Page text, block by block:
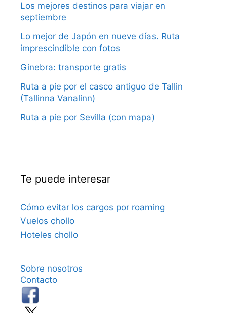
Los mejores destinos para viajar en
septiembre
Lo mejor de Japón en nueve días. Ruta
imprescindible con fotos
Ginebra: transporte gratis
Ruta a pie por el casco antiguo de Tallin
(Tallinna Vanalinn)
Ruta a pie por Sevilla (con mapa)
Te puede interesar
Cómo evitar los cargos por roaming
Vuelos chollo
Hoteles chollo
Sobre nosotros
Contacto